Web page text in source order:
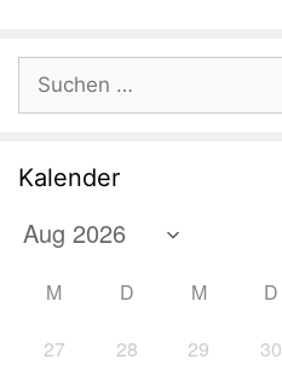
nach:
Kalender
M D M D
27 28 29 30